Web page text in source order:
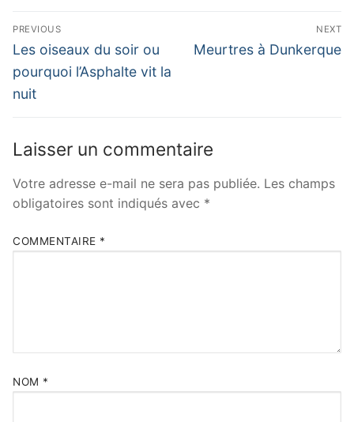
Navigation
de
l’article
PREVIOUS
Previous
post:
Les oiseaux du soir ou
pourquoi l’Asphalte vit la
nuit
NEXT
Next
Meurtres à Dunkerque
Laisser un commentaire
Votre adresse e-mail ne sera pas publiée. Les champs
obligatoires sont indiqués avec *
COMMENTAIRE *
NOM *